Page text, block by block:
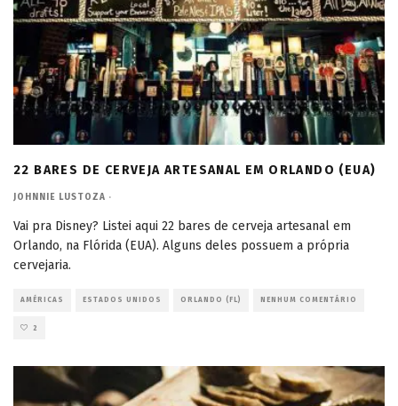
22 BARES DE CERVEJA ARTESANAL EM ORLANDO (EUA)
JOHNNIE LUSTOZA ·
Vai pra Disney? Listei aqui 22 bares de cerveja artesanal em
Orlando, na Flórida (EUA). Alguns deles possuem a própria
cervejaria.
AMÉRICAS ESTADOS UNIDOS ORLANDO (FL) NENHUM COMENTÁRIO
2